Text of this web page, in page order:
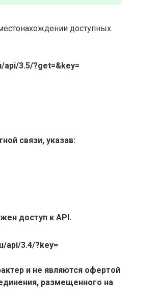
доступных
api/3.5/?get=&key=
связи, указав:
доступ к API.
api/3.4/?key=
и не являются офертой
размещенного на